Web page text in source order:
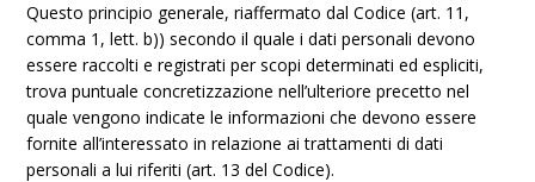
Questo principio generale, riaffermato dal Codice (art. 11,
comma 1, lett. b)) secondo il quale i dati personali devono
essere raccolti e registrati per scopi determinati ed espliciti,
trova puntuale concretizzazione nell’ulteriore precetto nel
quale vengono indicate le informazioni che devono essere
fornite all’interessato in relazione ai trattamenti di dati
personali a lui riferiti (art. 13 del Codice).